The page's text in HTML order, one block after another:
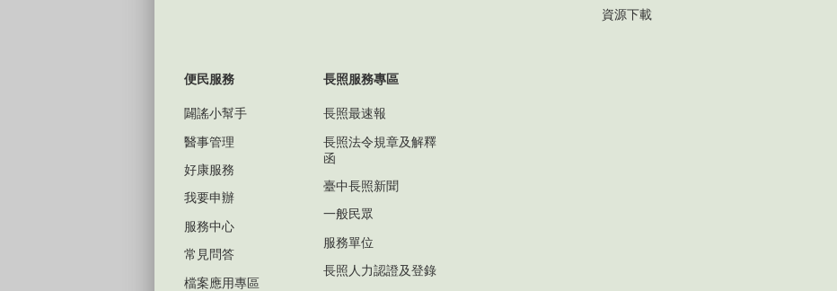
資源下載
便民服務
闢謠小幫手
醫事管理
好康服務
我要申辦
服務中心
常見問答
檔案應用專區
長照服務專區
長照最速報
長照法令規章及解釋
函
臺中長照新聞
一般民眾
服務單位
長照人力認證及登錄